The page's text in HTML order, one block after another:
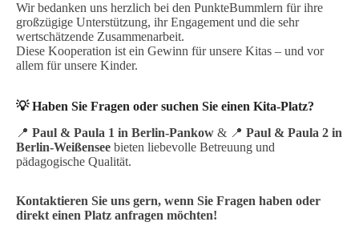
Wir bedanken uns herzlich bei den PunkteBummlern für ihre
großzügige Unterstützung, ihr Engagement und die sehr
wertschätzende Zusammenarbeit.
Diese Kooperation ist ein Gewinn für unsere Kitas – und vor
allem für unsere Kinder.
💡Haben Sie Fragen oder suchen Sie einen Kita-Platz?
📍 Paul & Paula 1 in Berlin-Pankow & 📍 Paul & Paula 2 in
Berlin-Weißensee bieten liebevolle Betreuung und
pädagogische Qualität.
Kontaktieren Sie uns gern, wenn Sie Fragen haben oder
direkt einen Platz anfragen möchten!